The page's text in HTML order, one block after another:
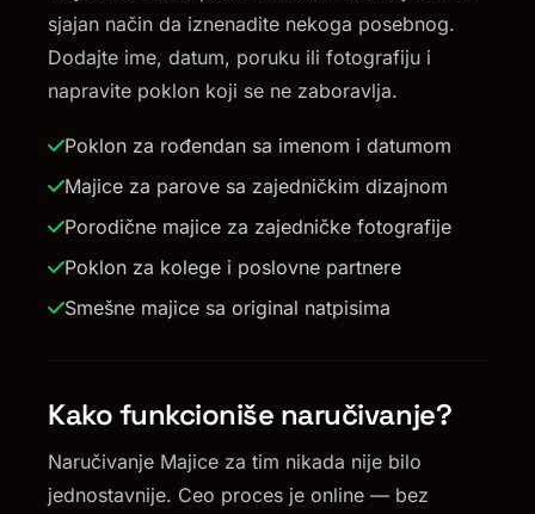
sjajan način da iznenadite nekoga posebnog.
Dodajte ime, datum, poruku ili fotografiju i
napravite poklon koji se ne zaboravlja.
Poklon za rođendan sa imenom i datumom
Majice za parove sa zajedničkim dizajnom
Porodične majice za zajedničke fotografije
Poklon za kolege i poslovne partnere
Smešne majice sa original natpisima
Kako funkcioniše naručivanje?
Naručivanje Majice za tim nikada nije bilo
jednostavnije. Ceo proces je online — bez